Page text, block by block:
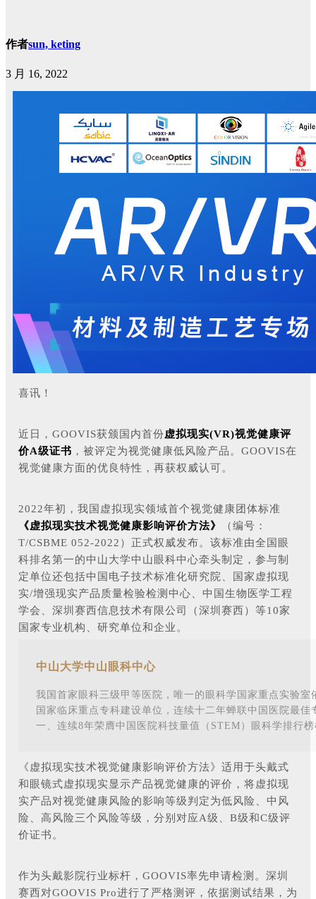
作者sun, keting
3 月 16, 2022
喜讯！
近日，GOOVIS获颁 国内首份虚拟现实(VR)视觉健康评
价A级证书 ，被评定为视觉健康低风险产品。GOOVIS在
视觉健康方面的优良特性，再获权威认可。
2022年初，我国虚拟现实领域首个视觉健康团体标准
《虚拟现实技术视觉健康影响评价方法》
（编号：
T/CSBME 052-2022）正式权威发布。该标准由全国眼
科排名第一的中山大学中山眼科中心牵头制定， 参与制
定单位还包括中国电子技术标准化研究院、国家虚拟现
实/增强现实产品质量检验检测中心、中国生物医学工程
学会、深圳赛西信息技术有限公司（深圳赛西）等10家
国家专业机构、研究单位和企业。
中山大学中山眼科中心
我国首家眼科三级甲等 医院，唯一的眼科学国家重点实验
国家临床重点专科建设单位，连续十二年蝉联中国医院最佳
一、连续8年荣膺中国医院科技量值（STEM）眼科学排行
《虚拟现实技术视觉健康影响评价方法》适用于头戴式
和眼镜式虚拟现实显示产品视觉健康的评价，将虚拟现
实产品对视觉健康风险的影响等级判定为低风险、中风
险、高风险三个风险等级，分别对应A级、B级和C级评
价证书。
作为头戴影院行业标杆，GOOVIS率先申请检测。深圳
赛西对GOOVIS Pro进行了严格测评，依据测试结果，为